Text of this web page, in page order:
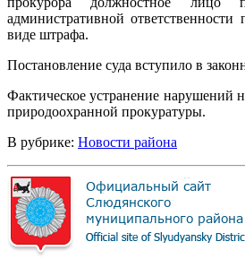
административной
виде штрафа.
Постановление суда вступило в
Фактическое устранение нарушений
природоохранной прокуратуры.
В рубрике: Новости района